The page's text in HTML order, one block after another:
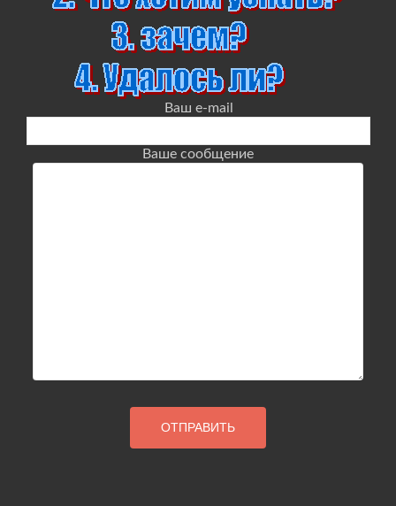
Ваш e-mail
Ваше сообщение